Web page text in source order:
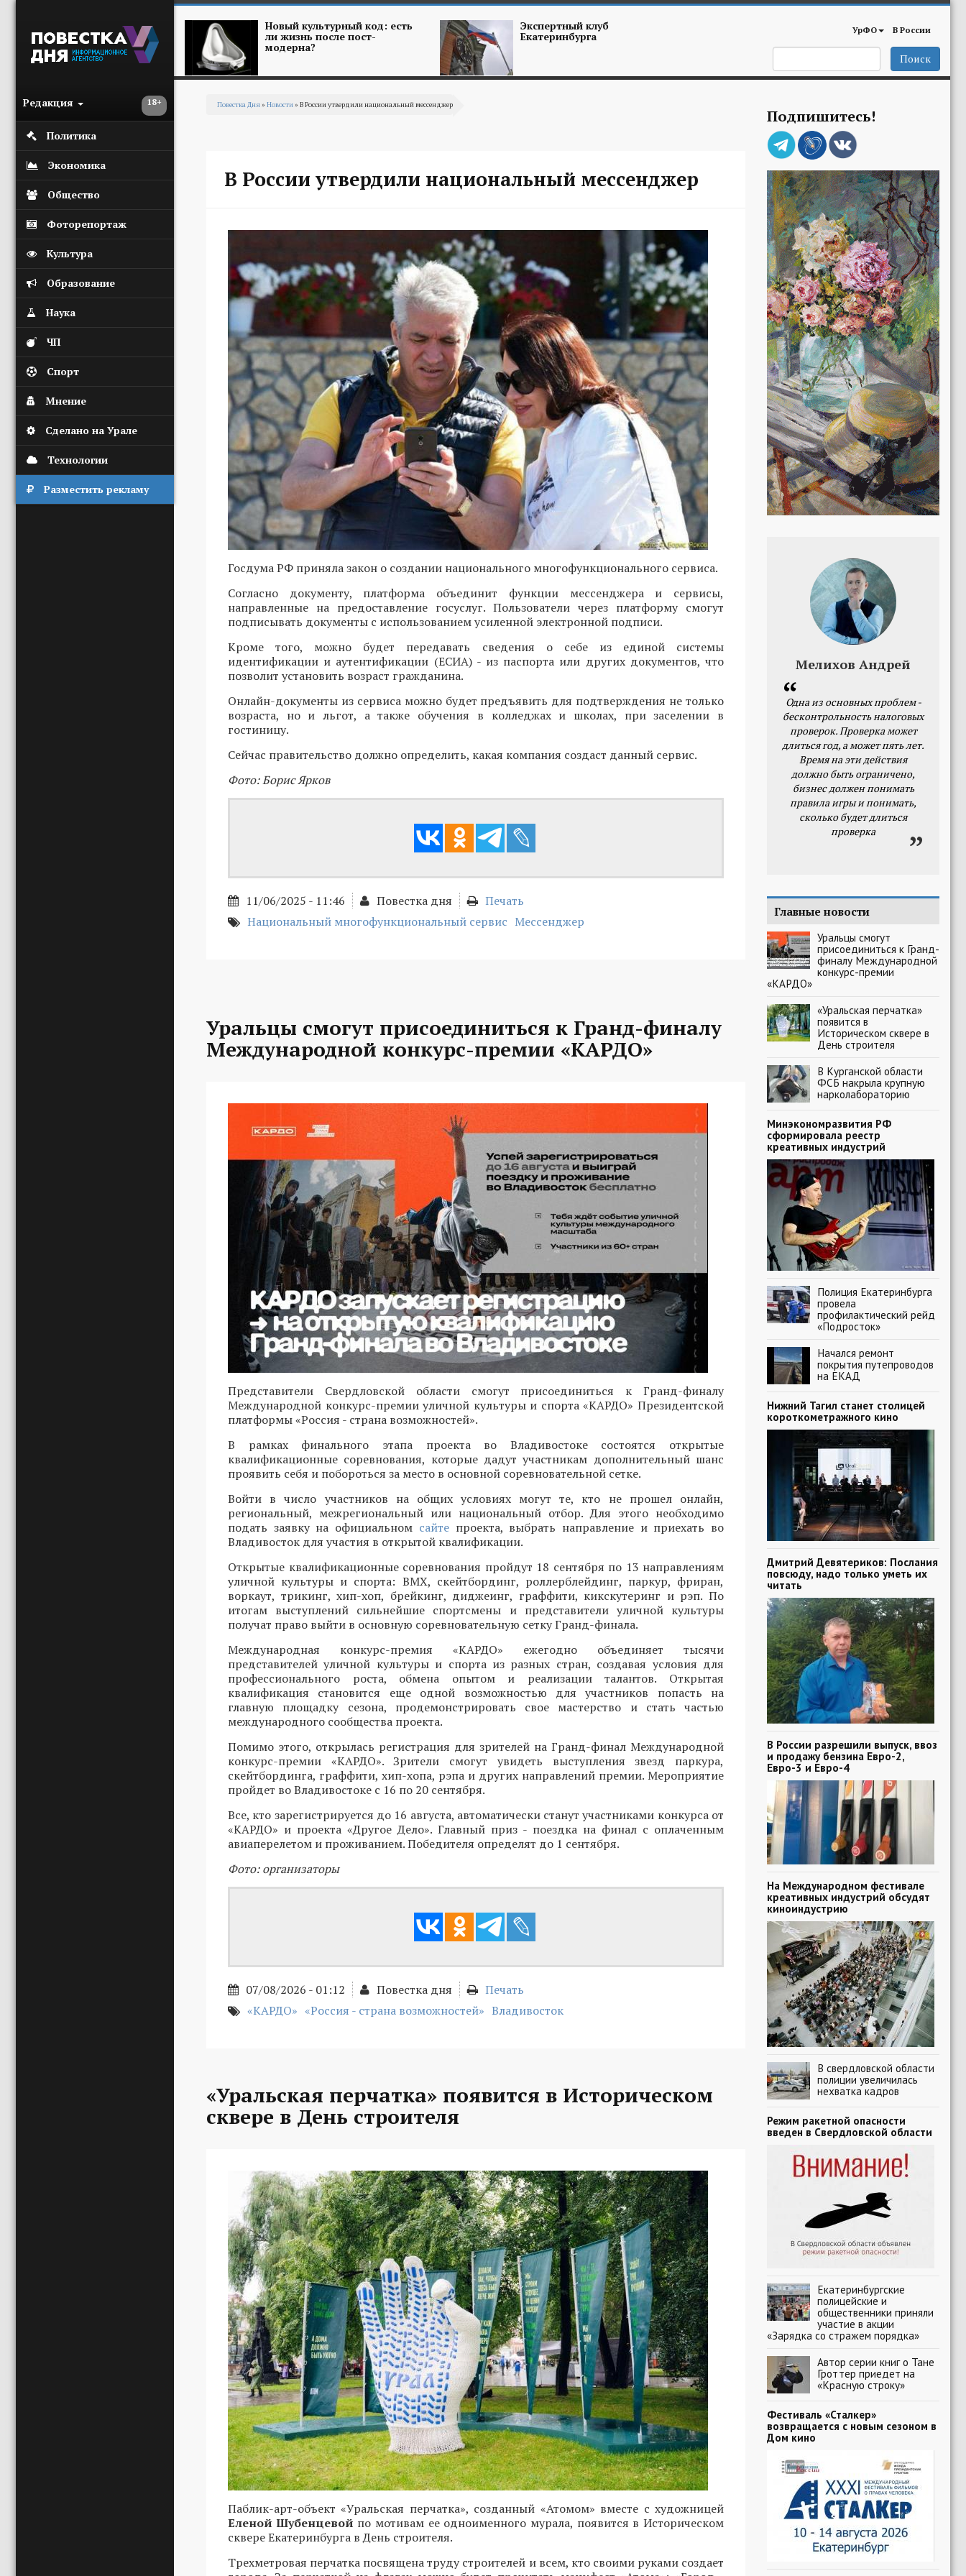
18+
Редакция
Политика
Экономика
Общество
Фоторепортаж
Культура
Образование
Наука
ЧП
Спорт
Мнение
Сделано на Урале
Технологии
Разместить рекламу
Новый культурный код: есть
ли жизнь после пост-
модерна?
Экспертный клуб
Екатеринбурга УрФО В России
Поиск
Повестка Дня» Новости» В России утвердили национальный мессенджер
В России утвердили национальный мессенджер
Госдума РФ приняла закон о создании национального многофункционального сервиса.
Согласно документу, платформа объединит функции мессенджера и сервисы,
направленные на предоставление госуслуг. Пользователи через платформу смогут
подписывать документы с использованием усиленной электронной подписи.
Кроме того, можно будет передавать сведения о себе из единой системы
идентификации и аутентификации (ЕСИА) - из паспорта или других документов, что
позволит установить возраст гражданина.
Онлайн-документы из сервиса можно будет предъявить для подтверждения не только
возраста, но и льгот, а также обучения в колледжах и школах, при заселении в
гостиницу.
Сейчас правительство должно определить, какая компания создаст данный сервис.
Фото: Борис Ярков
11/06/2025 - 11:46 Повестка дня
Печать
Национальный многофункциональный сервис Мессенджер
Уральцы смогут присоединиться к Гранд-финалу
Международной конкурс-премии «КАРДО»
Представители Свердловской области смогут присоединиться к Гранд-финалу
Международной конкурс-премии уличной культуры и спорта «КАРДО» Президентской
платформы «Россия - страна возможностей».
В рамках финального этапа проекта во Владивостоке состоятся открытые
квалификационные соревнования, которые дадут участникам дополнительный шанс
проявить себя и побороться за место в основной соревновательной сетке.
Войти в число участников на общих условиях могут те, кто не прошел онлайн,
региональный, межрегиональный или национальный отбор. Для этого необходимо
подать заявку на официальном сайтепроекта, выбрать направление и приехать во
Владивосток для участия в открытой квалификации.
Открытые квалификационные соревнования пройдут 18 сентября по 13 направлениям
уличной культуры и спорта: BMX, скейтбординг, роллерблейдинг, паркур, фриран,
воркаут, трикинг, хип-хоп, брейкинг, диджеинг, граффити, кикскутеринг и рэп. По
итогам выступлений сильнейшие спортсмены и представители уличной культуры
получат право выйти в основную соревновательную сетку Гранд-финала.
Международная конкурс-премия «КАРДО» ежегодно объединяет тысячи
представителей уличной культуры и спорта из разных стран, создавая условия для
профессионального роста, обмена опытом и реализации талантов. Открытая
квалификация становится еще одной возможностью для участников попасть на
главную площадку сезона, продемонстрировать свое мастерство и стать частью
международного сообщества проекта.
Помимо этого, открылась регистрация для зрителей на Гранд-финал Международной
конкурс-премии «КАРДО». Зрители смогут увидеть выступления звезд паркура,
скейтбординга, граффити, хип-хопа, рэпа и других направлений премии. Мероприятие
пройдет во Владивостоке с 16 по 20 сентября.
Все, кто зарегистрируется до 16 августа, автоматически станут участниками конкурса от
«КАРДО» и проекта «Другое Дело». Главный приз - поездка на финал с оплаченным
авиаперелетом и проживанием. Победителя определят до 1 сентября.
Фото: организаторы
07/08/2026 - 01:12 Повестка дня
Печать
«КАРДО» «Россия - страна возможностей» Владивосток
«Уральская перчатка» появится в Историческом
сквере в День строителя
Паблик-арт-объект «Уральская перчатка», созданный «Атомом» вместе с художницей
Еленой Шубенцевой по мотивам ее одноименного мурала, появится в Историческом
сквере Екатеринбурга в День строителя.
Трехметровая перчатка посвящена труду строителей и всем, кто своими руками создает
Подпишитесь!
Мелихов Андрей
Одна из основных проблем -
бесконтрольность налоговых
проверок. Проверка может
длиться год, а может пять лет.
Время на эти действия
должно быть ограничено,
бизнес должен понимать
правила игры и понимать,
сколько будет длиться
проверка
Главные новости
Уральцы смогут
присоединиться к Гранд-
финалу Международной
конкурс-премии
«КАРДО»
«Уральская перчатка»
появится в
Историческом сквере в
День строителя
В Курганской области
ФСБ накрыла крупную
нарколабораторию
Минэкономразвития РФ
сформировала реестр
креативных индустрий
Полиция Екатеринбурга
провела
профилактический рейд
«Подросток»
Начался ремонт
покрытия путепроводов
на ЕКАД
Нижний Тагил станет столицей
короткометражного кино
Дмитрий Девятериков: Послания
повсюду, надо только уметь их
читать
В России разрешили выпуск, ввоз
и продажу бензина Евро-2,
Евро-3 и Евро-4
На Международном фестивале
креативных индустрий обсудят
киноиндустрию
В свердловской области
полиции увеличилась
нехватка кадров
Режим ракетной опасности
введен в Свердловской области
Екатеринбургские
полицейские и
общественники приняли
участие в акции
«Зарядка со стражем порядка»
Автор серии книг о Тане
Гроттер приедет на
«Красную строку»
Фестиваль «Сталкер»
возвращается с новым сезоном в
Дом кино